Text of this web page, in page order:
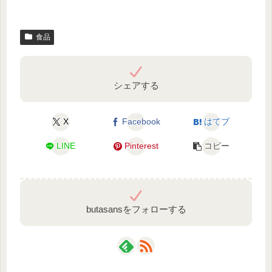
食品
シェアする
X Facebook はてブ
LINE Pinterest コピー
butasansをフォローする